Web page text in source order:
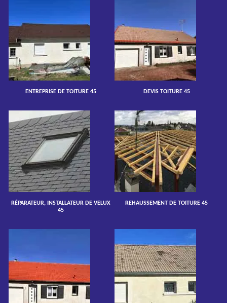
ENTREPRISE DE TOITURE 45 DEVIS TOITURE 45
RÉPARATEUR, INSTALLATEUR DE VELUX
45
REHAUSSEMENT DE TOITURE 45